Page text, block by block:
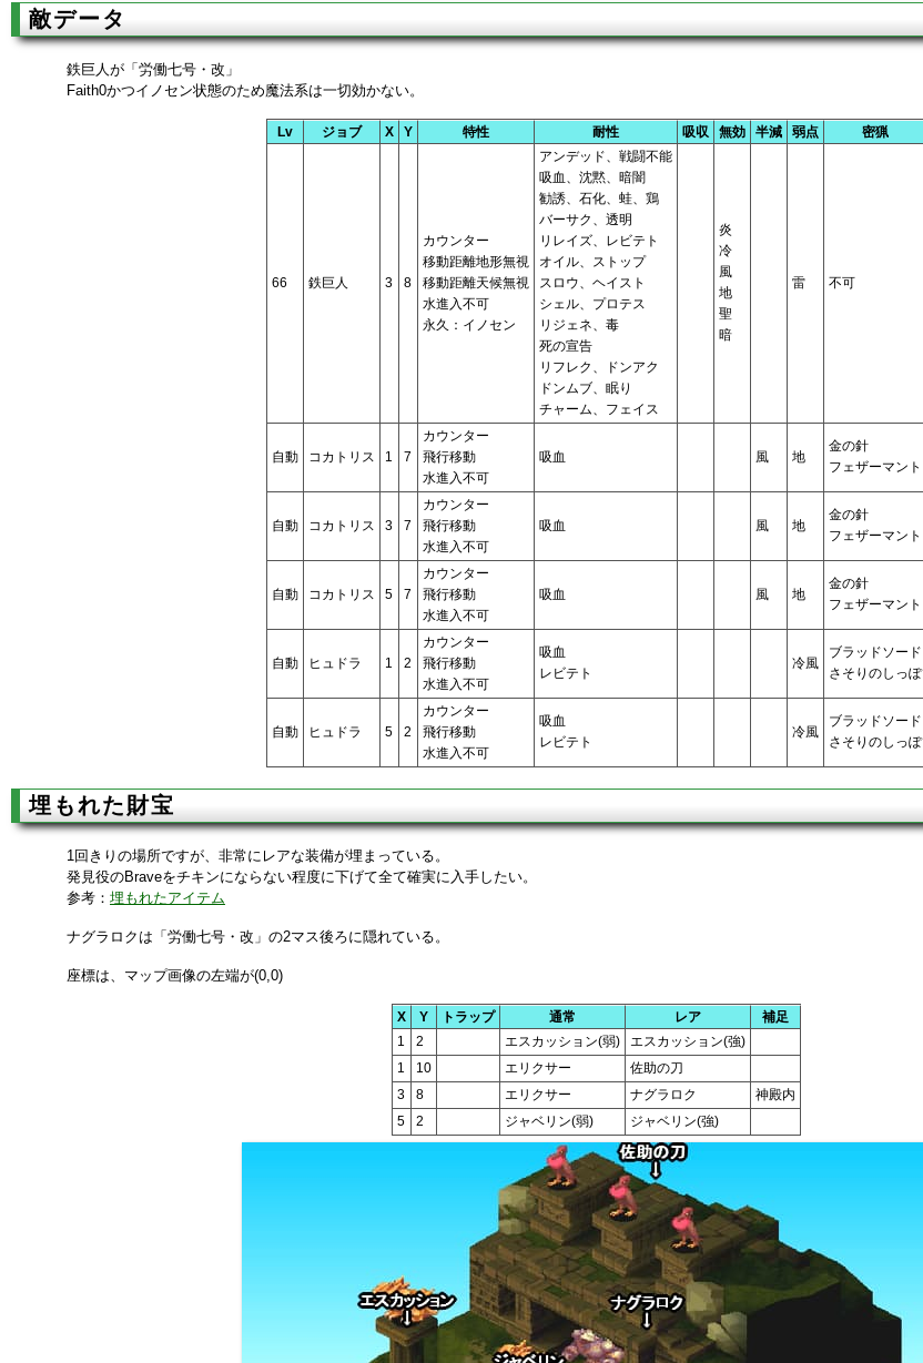
敵データ
鉄巨人が「労働七号・改」
Faith0かつイノセン状態のため魔法系は一切効かない。
Lv ジョブ X Y 特性 耐性 吸収 無効 半減 弱点 密猟
66 鉄巨人 3 8
カウンター
移動距離地形無視
移動距離天候無視
水進入不可
永久：イノセン
アンデッド、戦闘不能
吸血、沈黙、暗闇
勧誘、石化、蛙、鶏
バーサク、透明
リレイズ、レビテト
オイル、ストップ
スロウ、ヘイスト
シェル、プロテス
リジェネ、毒
死の宣告
リフレク、ドンアク
ドンムブ、眠り
チャーム、フェイス
炎
冷
風
地
聖
暗
雷 不可
自動 コカトリス 1 7
カウンター
飛行移動
水進入不可
吸血 風 地
金の針
フェザーマント
自動 コカトリス 3 7
カウンター
飛行移動
水進入不可
吸血 風 地
金の針
フェザーマント
自動 コカトリス 5 7
カウンター
飛行移動
水進入不可
吸血 風 地
金の針
フェザーマント
自動 ヒュドラ 1 2
カウンター
飛行移動
水進入不可
吸血
レビテト
冷風
ブラッドソード
さそりのしっぽ
自動 ヒュドラ 5 2
カウンター
飛行移動
水進入不可
吸血
レビテト
冷風
ブラッドソード
さそりのしっぽ
埋もれた財宝
1回きりの場所ですが、非常にレアな装備が埋まっている。
発見役のBraveをチキンにならない程度に下げて全て確実に入手したい。
参考： 埋もれたアイテム
ナグラロクは「労働七号・改」の2マス後ろに隠れている。
座標は、マップ画像の左端が(0,0)
X Y トラップ 通常 レア
補足
1
2 エスカッション(弱)
エスカッション(強)
1
10 エリクサー
佐助の刀
3
8 エリクサー ナグラロク
神殿内
5
2 ジャベリン(弱) ジャベリン(強)